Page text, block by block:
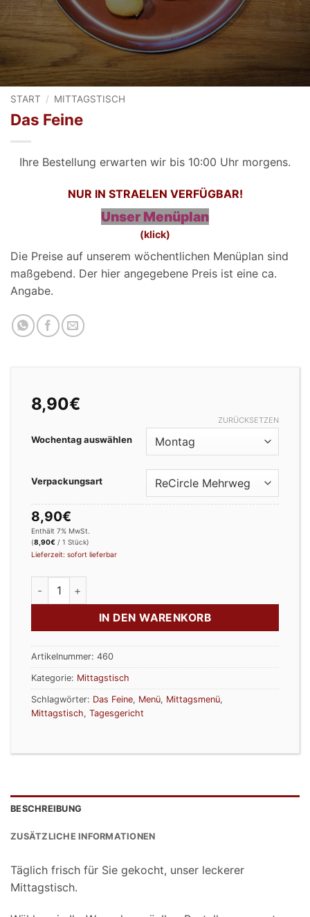
START / MITTAGSTISCH
Das Feine
Ihre Bestellung erwarten wir bis 10:00 Uhr morgens.
NUR IN STRAELEN VERFÜGBAR!
Unser Menüplan
(klick)
Die Preise auf unserem wöchentlichen Menüplan sind
maßgebend. Der hier angegebene Preis ist eine ca.
Angabe.
8,90€
Wochentag auswählen
Verpackungsart
ZURÜCKSETZEN
8,90€
Enthält 7% MwSt.
(8,90€ / 1 Stück)
Lieferzeit: sofort lieferbar
Das Feine Menge
IN DEN WARENKORB
Artikelnummer: 460
Kategorie: Mittagstisch
Schlagwörter: Das Feine, Menü, Mittagsmenü,
Mittagstisch, Tagesgericht
BESCHREIBUNG
ZUSÄTZLICHE INFORMATIONEN
Täglich frisch für Sie gekocht, unser leckerer
Mittagstisch.